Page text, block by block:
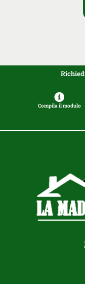
Compila il modulo